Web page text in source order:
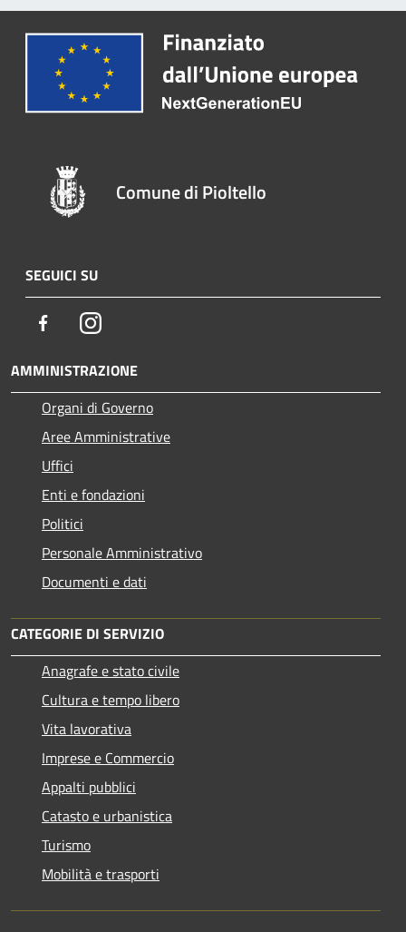
Comune di Pioltello
SEGUICI SU
FacebookInstagram
AMMINISTRAZIONE
Organi di Governo
Aree Amministrative
Uffici
Enti e fondazioni
Politici
Personale Amministrativo
Documenti e dati
CATEGORIE DI SERVIZIO
Anagrafe e stato civile
Cultura e tempo libero
Vita lavorativa
Imprese e Commercio
Appalti pubblici
Catasto e urbanistica
Turismo
Mobilità e trasporti